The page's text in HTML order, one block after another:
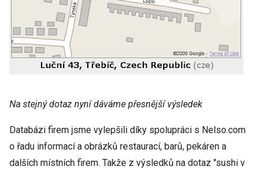
Na stejný dotaz nyní dáváme přesnější výsledek
Databázi firem jsme vylepšili díky spolupráci s Nelso.com
o řadu informací a obrázků restaurací, barů, pekáren a
dalších místních firem. Takže z výsledků na dotaz "sushi v